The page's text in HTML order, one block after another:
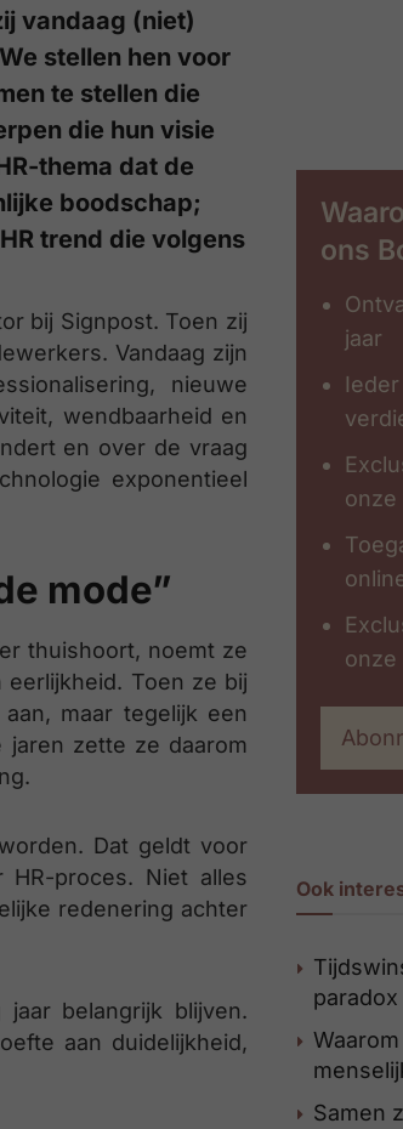
vandaag (niet)
stellen hen voor
te stellen die
die hun visie
thema dat de
boodschap;
trend die volgens
bij Signpost. Toen zij
Vandaag zijn
nieuwe
wendbaarheid en
en over de vraag
exponentieel
mode”
thuishoort, noemt ze
Toen ze bij
maar tegelijk een
jaren zette ze daarom
Dat geldt voor
HR-proces. Niet alles
redenering achter
belangrijk blijven.
aan duidelijkheid,
ons
jaar
Ieder
onze
onze
Ook
Samen